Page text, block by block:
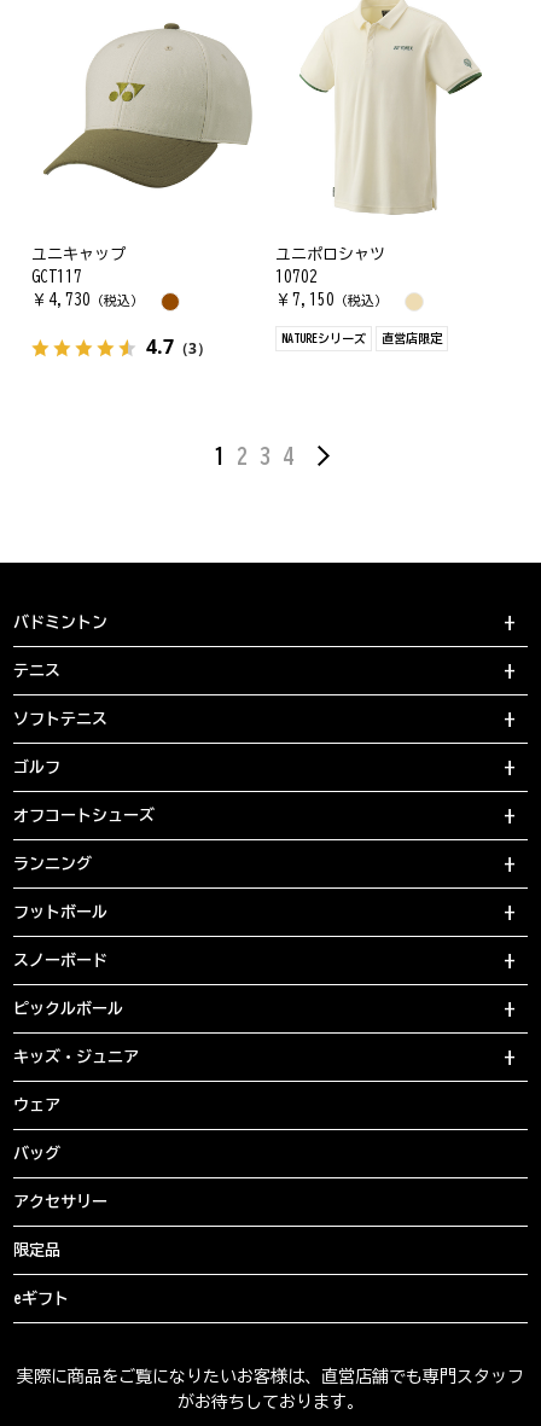
ユニキャップ
GCT117
￥ 4,730 （税込）
4.7 （3）
ユニポロシャツ
10702
￥ 7,150 （税込）
NATUREシリーズ 直営店限定
1 2 3 4
バドミントン
テニス
ソフトテニス
ゴルフ
オフコートシューズ
ランニング
フットボール
スノーボード
ピックルボール
キッズ・ジュニア
ウェア
バッグ
アクセサリー
限定品
eギフト
実際に商品をご覧になりたいお客様は、直営店舗でも専門スタッフ
がお待ちしております。